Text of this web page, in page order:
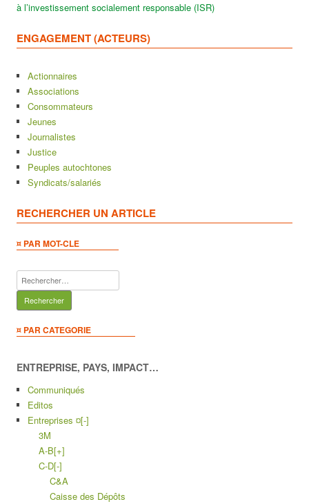
à l’investissement socialement responsable (ISR)
ENGAGEMENT (ACTEURS)
Actionnaires
Associations
Consommateurs
Jeunes
Journalistes
Justice
Peuples autochtones
Syndicats/salariés
RECHERCHER UN ARTICLE
¤ PAR MOT-CLE
Rechercher :
¤ PAR CATEGORIE
ENTREPRISE, PAYS, IMPACT…
Communiqués
Editos
Entreprises ¤[-]
3M
A-B[+]
C-D[-]
C&A
Caisse des Dépôts